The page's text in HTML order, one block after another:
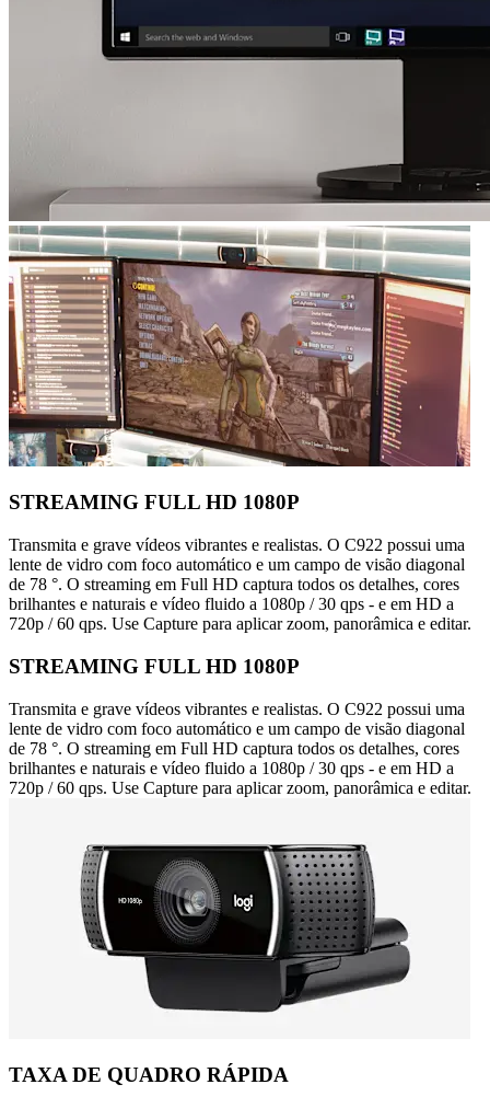
STREAMING FULL HD 1080P
Transmita e grave vídeos vibrantes e realistas. O C922 possui uma
lente de vidro com foco automático e um campo de visão diagonal
de 78 °. O streaming em Full HD captura todos os detalhes, cores
brilhantes e naturais e vídeo fluido a 1080p / 30 qps - e em HD a
720p / 60 qps. Use Capture para aplicar zoom, panorâmica e editar.
STREAMING FULL HD 1080P
Transmita e grave vídeos vibrantes e realistas. O C922 possui uma
lente de vidro com foco automático e um campo de visão diagonal
de 78 °. O streaming em Full HD captura todos os detalhes, cores
brilhantes e naturais e vídeo fluido a 1080p / 30 qps - e em HD a
720p / 60 qps. Use Capture para aplicar zoom, panorâmica e editar.
TAXA DE QUADRO RÁPIDA